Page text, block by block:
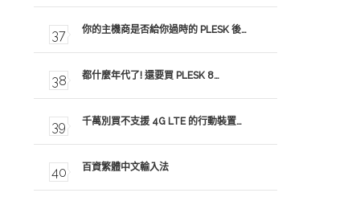
你的主機商是否給你過時的 PLESK 後…
都什麼年代了! 還要買 PLESK 8…
千萬別買不支援 4G LTE 的行動裝置…
百資繁體中文輸入法